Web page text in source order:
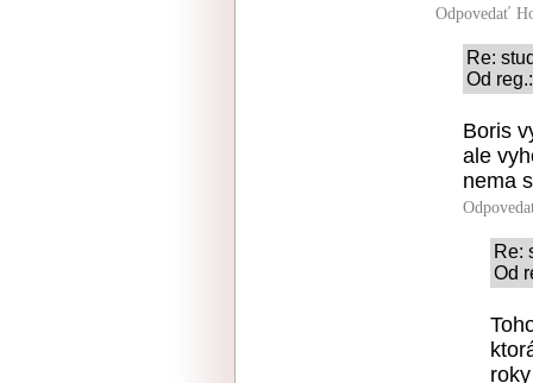
Odpovedať
Re:
Od
Boris
ale
nema
Re:
Od